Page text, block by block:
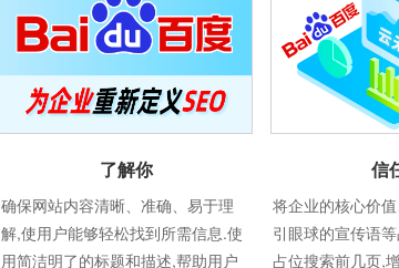
了解你
确保网站内容清晰、准确、易于理
解,使用户能够轻松找到所需信息.使
用简洁明了的标题和描述,帮助用户
信
将企业的核心价
引眼球的宣传语
占位搜索前几页,